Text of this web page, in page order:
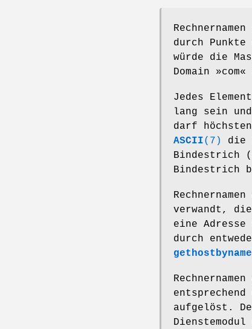
durch
würde die
Domain
Jedes
lang sein
darf
ASCII(7) die
Bindestrich
Bindestrich
verwandt,
eine
durch
gethostbyname
aufgelöst.
Dienstemodul